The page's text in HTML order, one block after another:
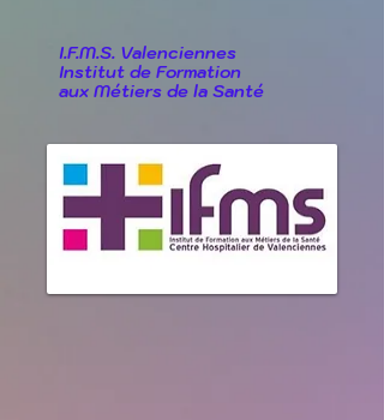
I.F.M.S. Valenciennes
Institut de Formation
aux Métiers de la Santé